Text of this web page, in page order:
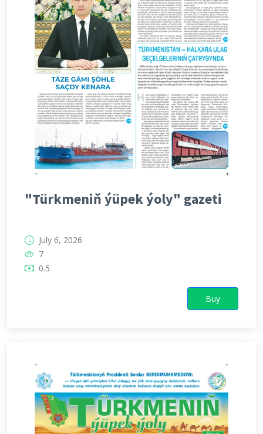
"Türkmeniň ýüpek ýoly" gazeti
July 6, 2026
7
0.5
Buy